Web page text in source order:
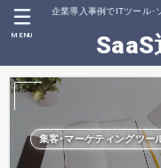
企業導入事例でITツール･
MENU
集客･マーケティングツー